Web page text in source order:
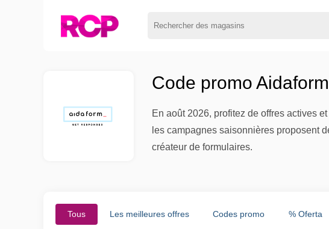
Code promo
En août 2026, profitez de offres actives
les campagnes saisonnières proposent
créateur de formulaires.
Tous Les meilleures offres Codes promo % Oferta